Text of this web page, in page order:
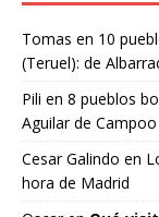
Tomas en 10
(Teruel): de
Pili en 8 pueblos
Aguilar de Campoo
Cesar Galindo en
hora de Madrid